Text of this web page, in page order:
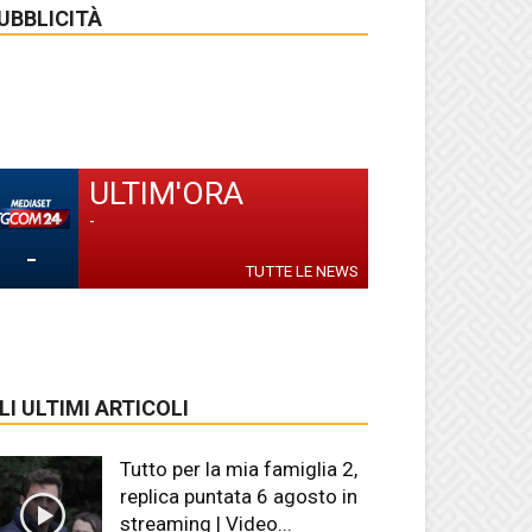
-
ULTIM'ORA
-
TUTTE LE NEWS
ULTIMI ARTICOLI
Tutto per la mia famiglia 2,
replica puntata 6 agosto in
streaming | Video...